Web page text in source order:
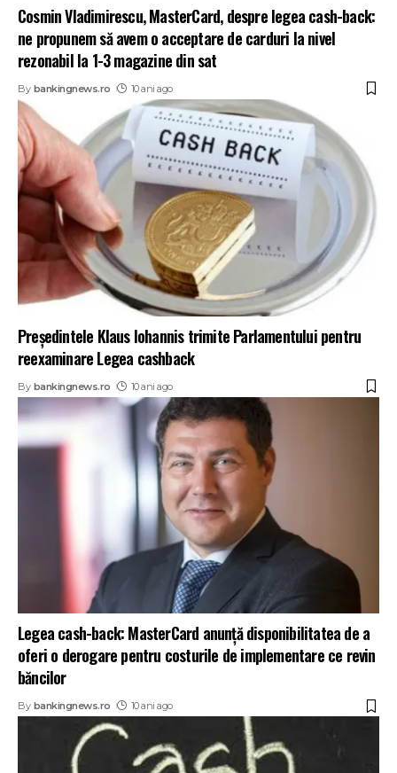
Cosmin Vladimirescu, MasterCard, despre legea cash-back:
ne propunem să avem o acceptare de carduri la nivel
rezonabil la 1-3 magazine din sat
By bankingnews.ro 10 ani ago
Președintele Klaus Iohannis trimite Parlamentului pentru
reexaminare Legea cashback
By bankingnews.ro 10 ani ago
Legea cash-back: MasterCard anunță disponibilitatea de a
oferi o derogare pentru costurile de implementare ce revin
băncilor
By bankingnews.ro 10 ani ago